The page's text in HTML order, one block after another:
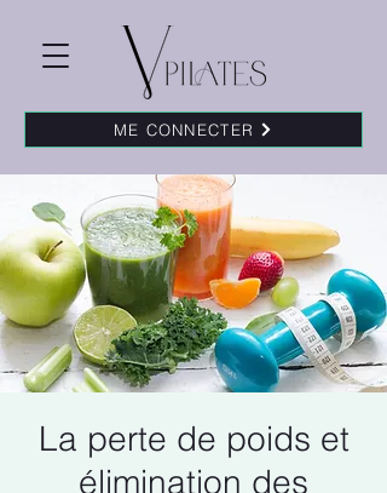
ME CONNECTER
La perte de poids et
élimination des